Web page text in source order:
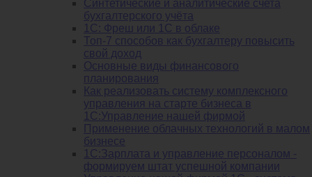
Синтетические и аналитические счета
бухгалтерского учёта
1C: Фреш или 1С в облаке
Топ-7 способов как бухгалтеру повысить
свой доход
Основные виды финансового
планирования
Как реализовать систему комплексного
управления на старте бизнеса в
1С:Управление нашей фирмой
Применение облачных технологий в малом
бизнесе
1C:Зарплата и управление персоналом -
формируем штат успешной компании